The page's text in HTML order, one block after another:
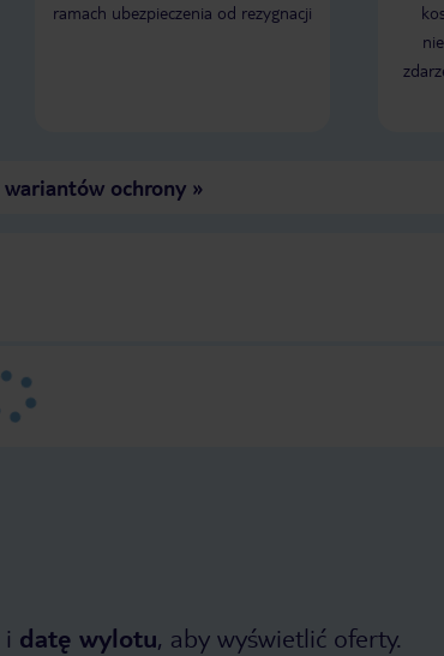
ramach ubezpieczenia od rezygnacji
wariantów ochrony»
i datę wylotu, aby wyświetlić oferty.